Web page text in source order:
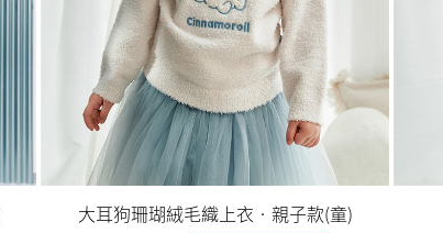
大耳狗珊瑚絨毛織上衣‧親子款(童)